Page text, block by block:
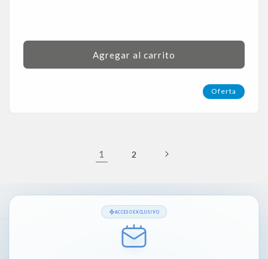
Agregar al carrito
Oferta
1 2
ACCESO EXCLUSIVO